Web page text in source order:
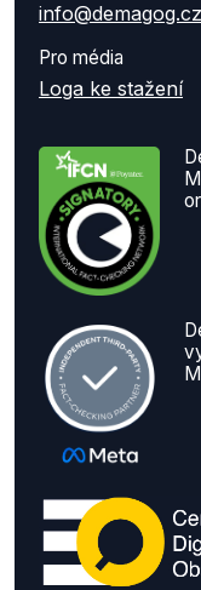
info@demagog.cz
Pro média
Loga ke stažení